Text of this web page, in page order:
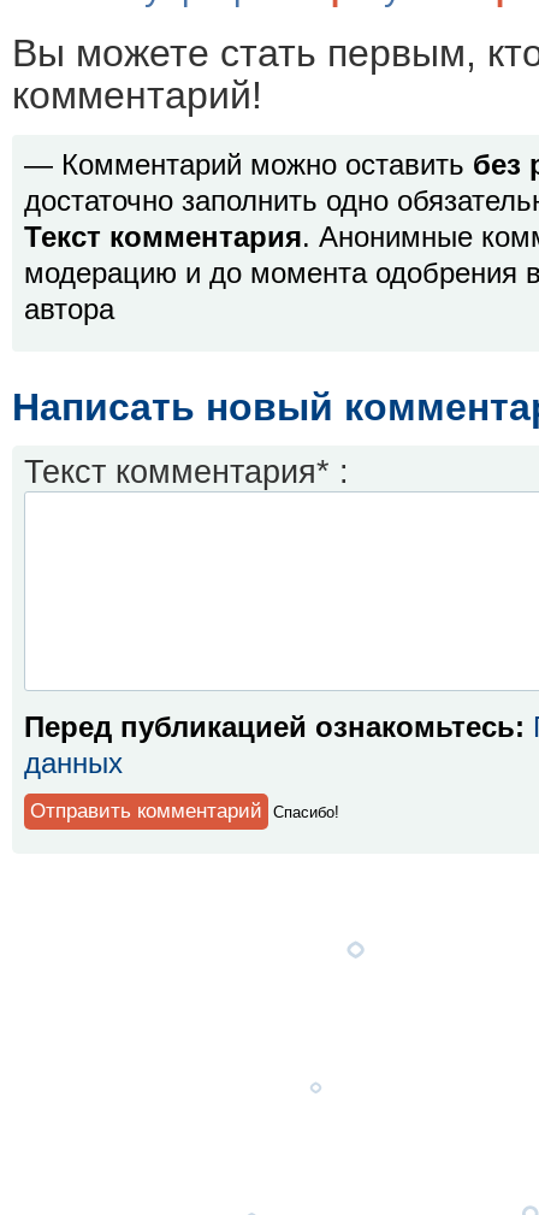
Вы можете стать первым,
комментарий!
— Комментарий можно оставить без
достаточно заполнить одно
Текст комментария. Анонимные
модерацию и до момента одобрения
автора
Написать новый
Текст комментария* :
Перед публикацией ознакомьтесь:
данных
Спaсибо!